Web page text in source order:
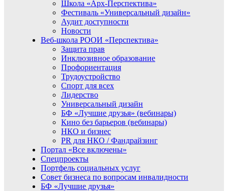
Школа «Арх-Перспектива»
Фестиваль «Универсальный дизайн»
Аудит доступности
Новости
Веб-школа РООИ «Перспектива»
Защита прав
Инклюзивное образование
Профориентация
Трудоустройство
Спорт для всех
Лидерство
Универсальный дизайн
БФ «Лучшие друзья» (вебинары)
Кино без барьеров (вебинары)
НКО и бизнес
PR для НКО / Фандрайзинг
Портал «Все включены»
Спецпроекты
Портфель социальных услуг
Совет бизнеса по вопросам инвалидности
БФ «Лучшие друзья»